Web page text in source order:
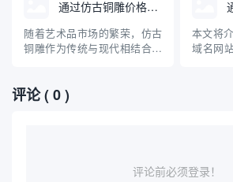
牌全球布局和防止知识产权纠
纷的重要一环。本文介绍了马
德里商标注册的基本流程、与
境，传
渐暴露
基于大
通过仿古铜雕价格查询域名
随着艺术品市场的繁荣，仿古
铜雕作为传统与现代相结合的
入手仿古铜雕的人来说，了解
其市场价格及相关查询方式变
本文将
域名网
的角...
评论( 0 )
评论前必须登录！